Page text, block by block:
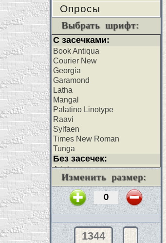
Опросы
Выбрать шрифт:
Изменить размер:
1344